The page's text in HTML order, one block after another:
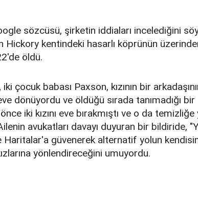
sözcüsü, şirketin iddiaları incelediğini
Hickory kentindeki hasarlı köprünün
öldü.
çocuk babası Paxson, kızının bir
dönüyordu ve öldüğü sırada tanımadığı bir
iki kızını eve bırakmıştı ve o da temizliğe
avukatları davayı duyuran bir bildiride,
Haritalar'a güvenerek alternatif yolun
yönlendireceğini umuyordu.